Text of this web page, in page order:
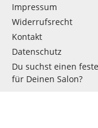
Impressum
Widerrufsrecht
Kontakt
Datenschutz
Du suchst einen
für Deinen Salon?